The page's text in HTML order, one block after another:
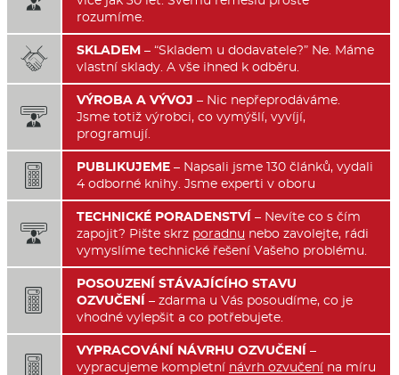
rozumíme.
 SKLADEM – “Skladem u dodavatele?” Ne. Máme
vlastní sklady. A vše ihned k odběru.

VÝROBA A VÝVOJ – Nic nepřeprodáváme.
Jsme totiž výrobci, co vymýšlí, vyvíjí,
programují.
 PUBLIKUJEME – Napsali jsme 130 článků, vydali
4 odborné knihy. Jsme experti v oboru

TECHNICKÉ PORADENSTVÍ – Nevíte co s čím
zapojit? Pište skrz poradnu nebo zavolejte, rádi
vymyslíme technické řešení Vašeho problému.

POSOUZENÍ STÁVAJÍCÍHO STAVU
OZVUČENÍ – zdarma u Vás posoudíme, co je
vhodné vylepšit a co potřebujete.

VYPRACOVÁNÍ NÁVRHU OZVUČENÍ –
vypracujeme kompletní návrh ozvučení na míru